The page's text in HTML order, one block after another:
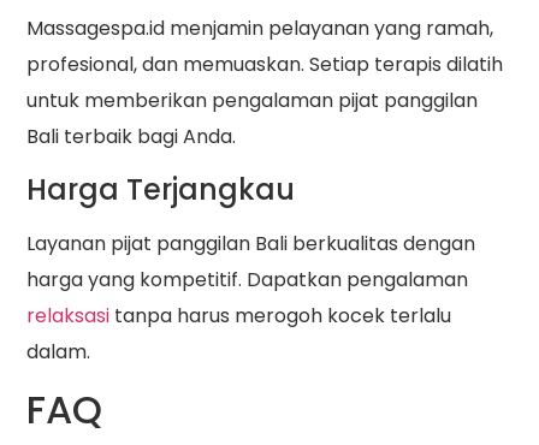
Massagespa.id menjamin pelayanan yang ramah,
profesional, dan memuaskan. Setiap terapis dilatih
untuk memberikan pengalaman pijat panggilan
Bali terbaik bagi Anda.
Harga Terjangkau
Layanan pijat panggilan Bali berkualitas dengan
harga yang kompetitif. Dapatkan pengalaman
relaksasi tanpa harus merogoh kocek terlalu
dalam.
FAQ